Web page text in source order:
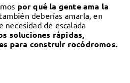
por qué la gente ama la
deberías amarla, en
necesidad de escalada
soluciones rápidas,
para construir rocódromos.